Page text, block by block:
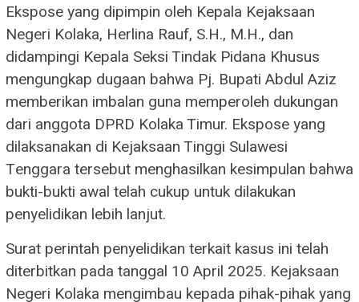
Ekspose yang dipimpin oleh Kepala Kejaksaan
Negeri Kolaka, Herlina Rauf, S.H., M.H., dan
didampingi Kepala Seksi Tindak Pidana Khusus
mengungkap dugaan bahwa Pj. Bupati Abdul Aziz
memberikan imbalan guna memperoleh dukungan
dari anggota DPRD Kolaka Timur. Ekspose yang
dilaksanakan di Kejaksaan Tinggi Sulawesi
Tenggara tersebut menghasilkan kesimpulan bahwa
bukti-bukti awal telah cukup untuk dilakukan
penyelidikan lebih lanjut.
Surat perintah penyelidikan terkait kasus ini telah
diterbitkan pada tanggal 10 April 2025. Kejaksaan
Negeri Kolaka mengimbau kepada pihak-pihak yang